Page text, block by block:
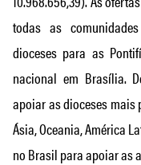
todas as
dioceses para as
nacional em Brasília.
apoiar as dioceses mais
Ásia, Oceania, América
no Brasil para apoiar as